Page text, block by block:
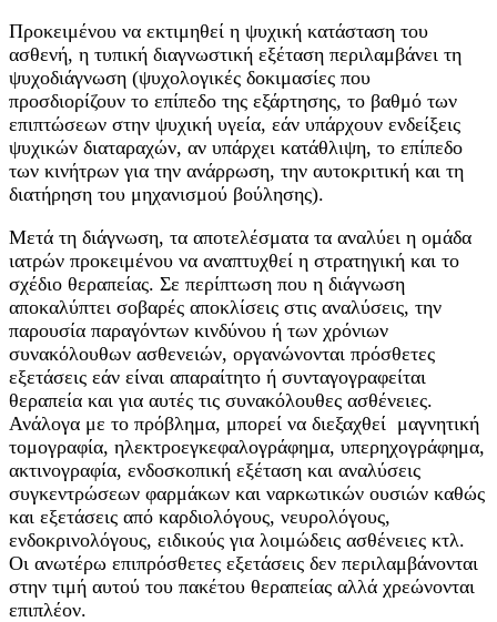
Προκειμένου να εκτιμηθεί η ψυχική κατάσταση του
ασθενή, η τυπική διαγνωστική εξέταση περιλαμβάνει τη
ψυχοδιάγνωση (ψυχολογικές δοκιμασίες που
προσδιορίζουν το επίπεδο της εξάρτησης, το βαθμό των
επιπτώσεων στην ψυχική υγεία, εάν υπάρχουν ενδείξεις
ψυχικών διαταραχών, αν υπάρχει κατάθλιψη, το επίπεδο
των κινήτρων για την ανάρρωση, την αυτοκριτική και τη
διατήρηση του μηχανισμού βούλησης).
Μετά τη διάγνωση, τα αποτελέσματα τα αναλύει η ομάδα
ιατρών προκειμένου να αναπτυχθεί η στρατηγική και το
σχέδιο θεραπείας. Σε περίπτωση που η διάγνωση
αποκαλύπτει σοβαρές αποκλίσεις στις αναλύσεις, την
παρουσία παραγόντων κινδύνου ή των χρόνιων
συνακόλουθων ασθενειών, οργανώνονται πρόσθετες
εξετάσεις εάν είναι απαραίτητο ή συνταγογραφείται
θεραπεία και για αυτές τις συνακόλουθες ασθένειες.
Ανάλογα με το πρόβλημα, μπορεί να διεξαχθεί μαγνητική
τομογραφία, ηλεκτροεγκεφαλογράφημα, υπερηχογράφημα,
ακτινογραφία, ενδοσκοπική εξέταση και αναλύσεις
συγκεντρώσεων φαρμάκων και ναρκωτικών ουσιών καθώς
και εξετάσεις από καρδιολόγους, νευρολόγους,
ενδοκρινολόγους, ειδικούς για λοιμώδεις ασθένειες κτλ.
Οι ανωτέρω επιπρόσθετες εξετάσεις δεν περιλαμβάνονται
στην τιμή αυτού του πακέτου θεραπείας αλλά χρεώνονται
επιπλέον.